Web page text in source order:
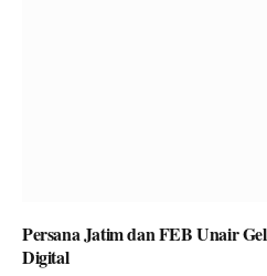
Persana Jatim dan FEB Unair
Digital